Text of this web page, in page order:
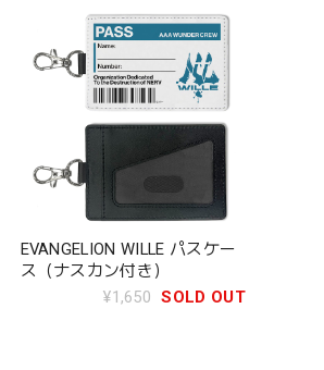
EVANGELION WILLE パスケー
ス（ナスカン付き）
¥1,650 SOLD OUT